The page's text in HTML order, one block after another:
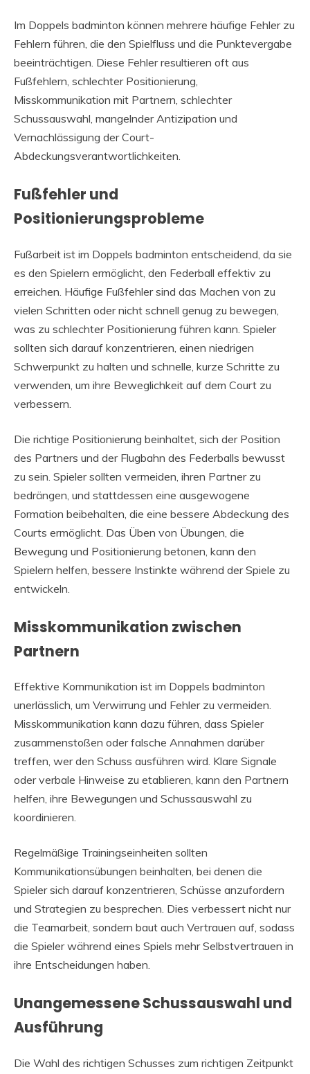
Im Doppels badminton können mehrere häufige Fehler zu
Fehlern führen, die den Spielfluss und die Punktevergabe
beeinträchtigen. Diese Fehler resultieren oft aus
Fußfehlern, schlechter Positionierung,
Misskommunikation mit Partnern, schlechter
Schussauswahl, mangelnder Antizipation und
Vernachlässigung der Court-
Abdeckungsverantwortlichkeiten.
Fußfehler und
Positionierungsprobleme
Fußarbeit ist im Doppels badminton entscheidend, da sie
es den Spielern ermöglicht, den Federball effektiv zu
erreichen. Häufige Fußfehler sind das Machen von zu
vielen Schritten oder nicht schnell genug zu bewegen,
was zu schlechter Positionierung führen kann. Spieler
sollten sich darauf konzentrieren, einen niedrigen
Schwerpunkt zu halten und schnelle, kurze Schritte zu
verwenden, um ihre Beweglichkeit auf dem Court zu
verbessern.
Die richtige Positionierung beinhaltet, sich der Position
des Partners und der Flugbahn des Federballs bewusst
zu sein. Spieler sollten vermeiden, ihren Partner zu
bedrängen, und stattdessen eine ausgewogene
Formation beibehalten, die eine bessere Abdeckung des
Courts ermöglicht. Das Üben von Übungen, die
Bewegung und Positionierung betonen, kann den
Spielern helfen, bessere Instinkte während der Spiele zu
entwickeln.
Misskommunikation zwischen
Partnern
Effektive Kommunikation ist im Doppels badminton
unerlässlich, um Verwirrung und Fehler zu vermeiden.
Misskommunikation kann dazu führen, dass Spieler
zusammenstoßen oder falsche Annahmen darüber
treffen, wer den Schuss ausführen wird. Klare Signale
oder verbale Hinweise zu etablieren, kann den Partnern
helfen, ihre Bewegungen und Schussauswahl zu
koordinieren.
Regelmäßige Trainingseinheiten sollten
Kommunikationsübungen beinhalten, bei denen die
Spieler sich darauf konzentrieren, Schüsse anzufordern
und Strategien zu besprechen. Dies verbessert nicht nur
die Teamarbeit, sondern baut auch Vertrauen auf, sodass
die Spieler während eines Spiels mehr Selbstvertrauen in
ihre Entscheidungen haben.
Unangemessene Schussauswahl und
Ausführung
Die Wahl des richtigen Schusses zum richtigen Zeitpunkt